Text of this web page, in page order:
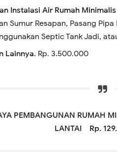
Instalasi Air Rumah
Sumur Resapan, Pasang
Septic Tank Jadi,
Lainnya. Rp. 3.500.000
PEMBANGUNAN RUMAH
LANTAI Rp.